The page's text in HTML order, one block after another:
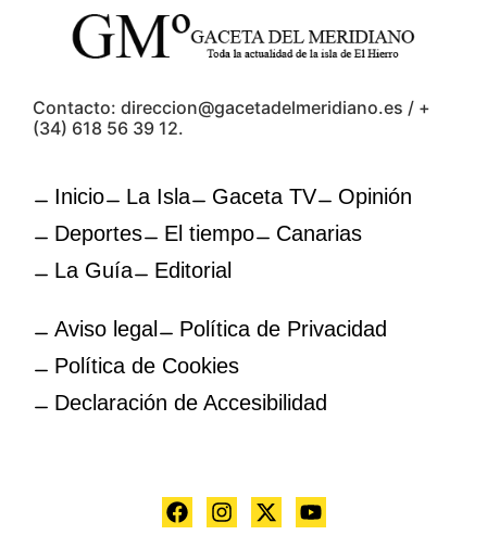
Contacto: direccion@gacetadelmeridiano.es / +
(34) 618 56 39 12.
Inicio La Isla Gaceta TV
Opinión
Deportes
El tiempo
Canarias
La Guía
Editorial
Aviso legal
Política de Privacidad
Política de Cookies
Declaración de Accesibilidad